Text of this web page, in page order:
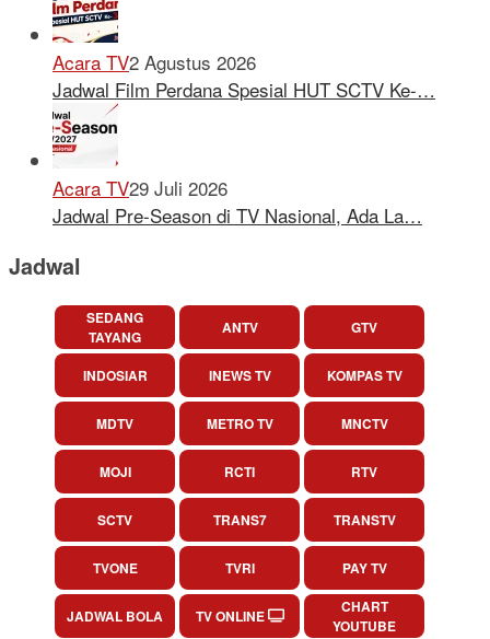
Acara TV2 Agustus 2026
Jadwal Film Perdana Spesial HUT SCTV Ke-…
Acara TV29 Juli 2026
Jadwal Pre-Season di TV Nasional, Ada La…
Jadwal
SEDANG
TAYANG
ANTV GTV
INDOSIAR INEWS TV KOMPAS TV
MDTV METRO TV MNCTV
MOJI RCTI RTV
SCTV TRANS7 TRANSTV
TVONE TVRI PAY TV
JADWAL BOLA TV ONLINE
CHART
YOUTUBE